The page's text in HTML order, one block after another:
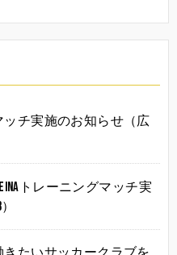
ッチ実施のお知らせ（広
トレーニングマッチ実